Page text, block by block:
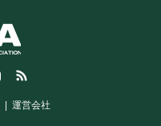
運営会社